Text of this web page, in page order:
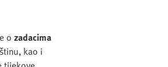
o zadacima
kao i